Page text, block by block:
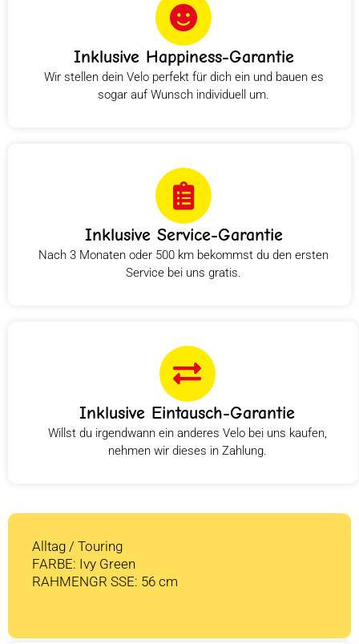
Inklusive Happiness-Garantie
Wir stellen dein Velo perfekt für dich ein und bauen es
sogar auf Wunsch individuell um.
Inklusive Service-Garantie
Nach 3 Monaten oder 500 km bekommst du den ersten
Service bei uns gratis.
Inklusive Eintausch-Garantie
Willst du irgendwann ein anderes Velo bei uns kaufen,
nehmen wir dieses in Zahlung.
Alltag / Touring
FARBE: Ivy Green
RAHMENGR SSE: 56 cm